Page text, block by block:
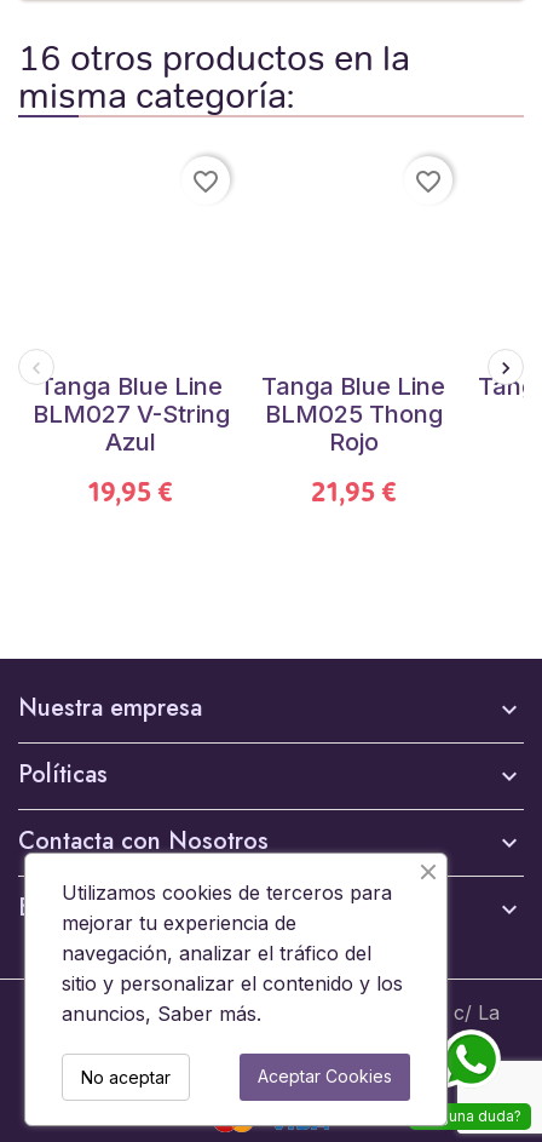
16 otros productos en la
misma categoría:
Tanga Blue Line
BLM027 V-String
Azul
19,95 €
favorite_border
Tanga Blue Line
BLM025 Thong
Rojo
21,95 €
favorite_border
Nuestra empresa 
Políticas 
Contacta con Nosotros 
Boletín 
¿Alguna duda?
© 2024 - Brinquedos 15008 SL B44653608 c/ La
Ermita 6, 15008 A Coruña - Todos los derechos
reservados
Utilizamos cookies de terceros para
mejorar tu experiencia de
navegación, analizar el tráfico del
sitio y personalizar el contenido y los
anuncios, Saber más.
Aceptar Cookies
No aceptar